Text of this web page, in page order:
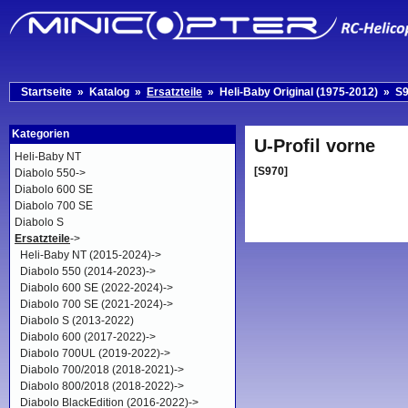
Startseite » Katalog » Ersatzteile » Heli-Baby Original (1975-2012) »
U-Profil vorne
[S970]
Kategorien
Heli-Baby NT
Diabolo 550->
Diabolo 600 SE
Diabolo 700 SE
Diabolo S
Ersatzteile->
Heli-Baby NT (2015-2024)->
Diabolo 550 (2014-2023)->
Diabolo 600 SE (2022-2024)->
Diabolo 700 SE (2021-2024)->
Diabolo S (2013-2022)
Diabolo 600 (2017-2022)->
Diabolo 700UL (2019-2022)->
Diabolo 700/2018 (2018-2021)->
Diabolo 800/2018 (2018-2022)->
Diabolo BlackEdition (2016-2022)->